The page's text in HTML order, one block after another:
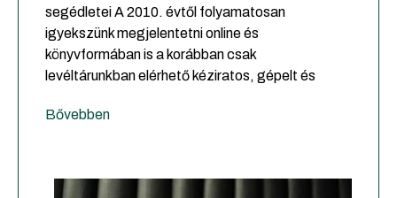
segédletei A 2010. évtől folyamatosan
igyekszünk megjelentetni online és
könyvformában is a korábban csak
levéltárunkban elérhető kéziratos, gépelt és
Bővebben